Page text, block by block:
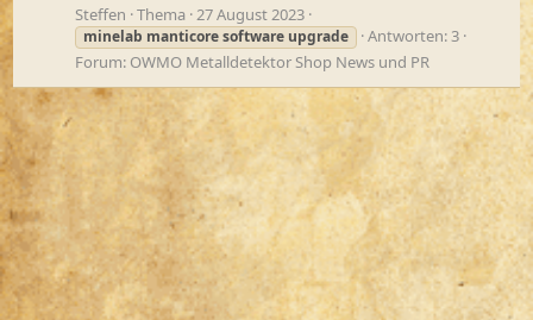
Steffen Thema 27 August 2023
minelab manticoresoftware upgrade
Antworten: 3
Forum: OWMO Metalldetektor Shop News und PR